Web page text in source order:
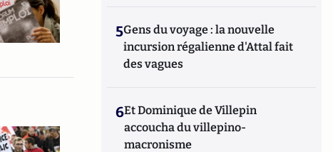
5Gens du voyage : la nouvelle
incursion régalienne d'Attal fait
des vagues
6Et Dominique de Villepin
accoucha du villepino-
macronisme